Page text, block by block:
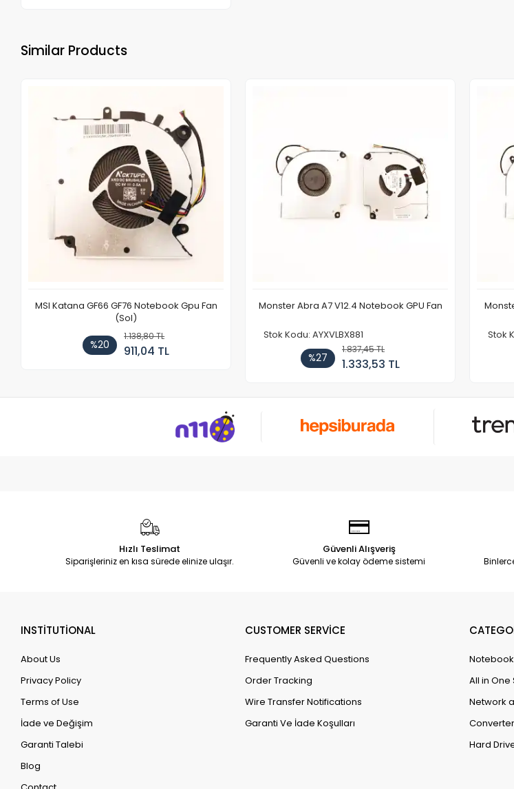
Similar Products
MSI Katana GF66 GF76 Notebook Gpu Fan
(Sol)
%20
1.138,80 TL
911,04 TL
Monster Abra A7 V12.4 Notebook GPU Fan
Stok Kodu: AYXVLBX881
%27
1.837,45 TL
1.333,53 TL
Stok
Hızlı Teslimat
Siparişleriniz en kısa sürede elinize ulaşır.
Güvenli Alışveriş
Güvenli ve kolay ödeme sistemi
INSTİTUTİONAL
About Us
Privacy Policy
Terms of Use
İade ve Değişim
Garanti Talebi
Blog
CUSTOMER SERVİCE
Frequently Asked Questions
Order Tracking
Wire Transfer Notifications
Garanti Ve İade Koşulları
All in
Network
Hard